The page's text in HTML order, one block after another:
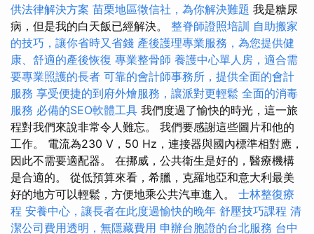
供法律解決方案 苗栗地區徵信社，為你解決難題 我是糖尿
病，但是我的白天飯已經解決。 整脊師證照培訓 自助搬家
的技巧，讓你省時又省錢 產後護理專業服務，為您提供健
康、舒適的產後恢復 專業整骨師 養護中心單人房，適合需
要專業照護的長者 可靠的會計師事務所，提供全面的會計
服務 享受便捷的到府外燴服務，讓派對更輕鬆 全面的消毒
服務 必備的SEO軟體工具 我們度過了愉快的時光，這一旅
程對我們來說非常令人難忘。 我們要感謝這些圖片和他的
工作。 電流為230 V，50 Hz，連接器與國內標準相對應，
因此不需要適配器。 在挪威，公共衛生是好的，醫療機構
是合適的。 從低預算來看，希臘，克羅地亞和意大利最美
好的地方可以輕鬆，方便地乘公共汽車進入。 士林整復療
程 安養中心，讓長者在此度過愉快的晚年 舒壓技巧課程 清
潔公司費用透明，無隱藏費用 申辦台胞證的台北服務 台中